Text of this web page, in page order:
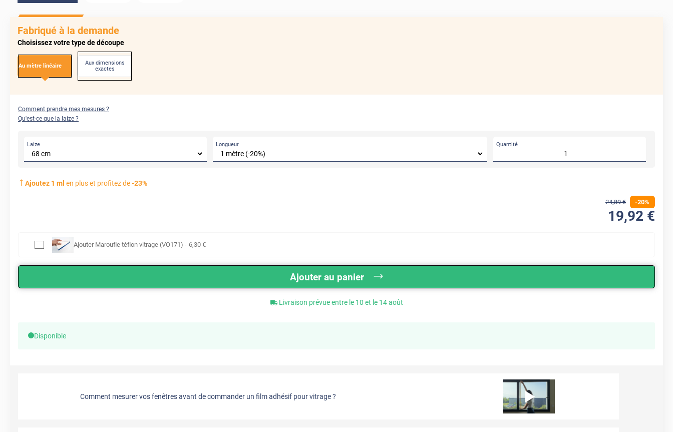
Fabriqué à la demande
Choisissez votre type de découpe
Au mètre linéaire
Aux dimensions
exactes
Comment prendre mes mesures ?
Qu'est-ce que la laize ?
Laize Longueur Quantité
Ajoutez 1 ml en plus et profitez de-23%
24,89 € -20%
19,92 €
Ajouter Maroufle téflon vitrage (VO171) - 6,30 €
Ajouter au panier
Livraison prévue entre le 10 et le 14 août
Disponible
Comment mesurer vos fenêtres avant de commander un film adhésif pour vitrage ?